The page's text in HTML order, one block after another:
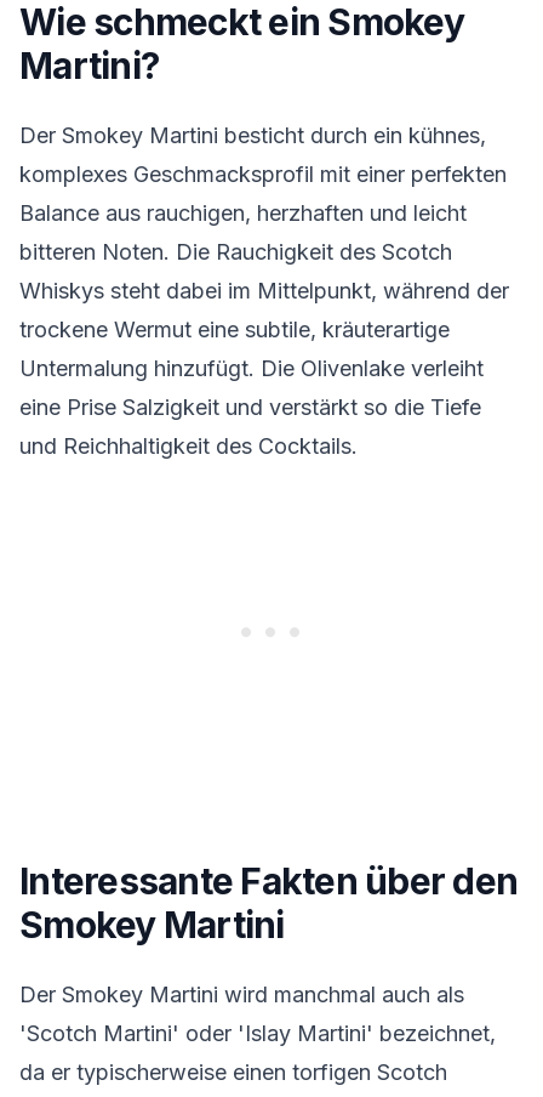
Wie schmeckt ein Smokey
Martini?
Der Smokey Martini besticht durch ein kühnes,
komplexes Geschmacksprofil mit einer perfekten
Balance aus rauchigen, herzhaften und leicht
bitteren Noten. Die Rauchigkeit des Scotch
Whiskys steht dabei im Mittelpunkt, während der
trockene Wermut eine subtile, kräuterartige
Untermalung hinzufügt. Die Olivenlake verleiht
eine Prise Salzigkeit und verstärkt so die Tiefe
und Reichhaltigkeit des Cocktails.
Interessante Fakten über den
Smokey Martini
Der Smokey Martini wird manchmal auch als
'Scotch Martini' oder 'Islay Martini' bezeichnet,
da er typischerweise einen torfigen Scotch